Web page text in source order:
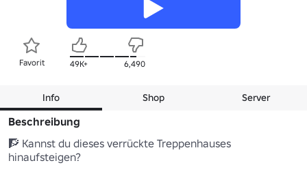
Favorit 49K+ 6,490
Info Shop Server
Beschreibung
🧗 Kannst du dieses verrückte Treppenhauses
hinaufsteigen?